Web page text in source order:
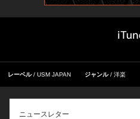
レーベル USM JAPAN ジャンル 洋楽
ニュースレター